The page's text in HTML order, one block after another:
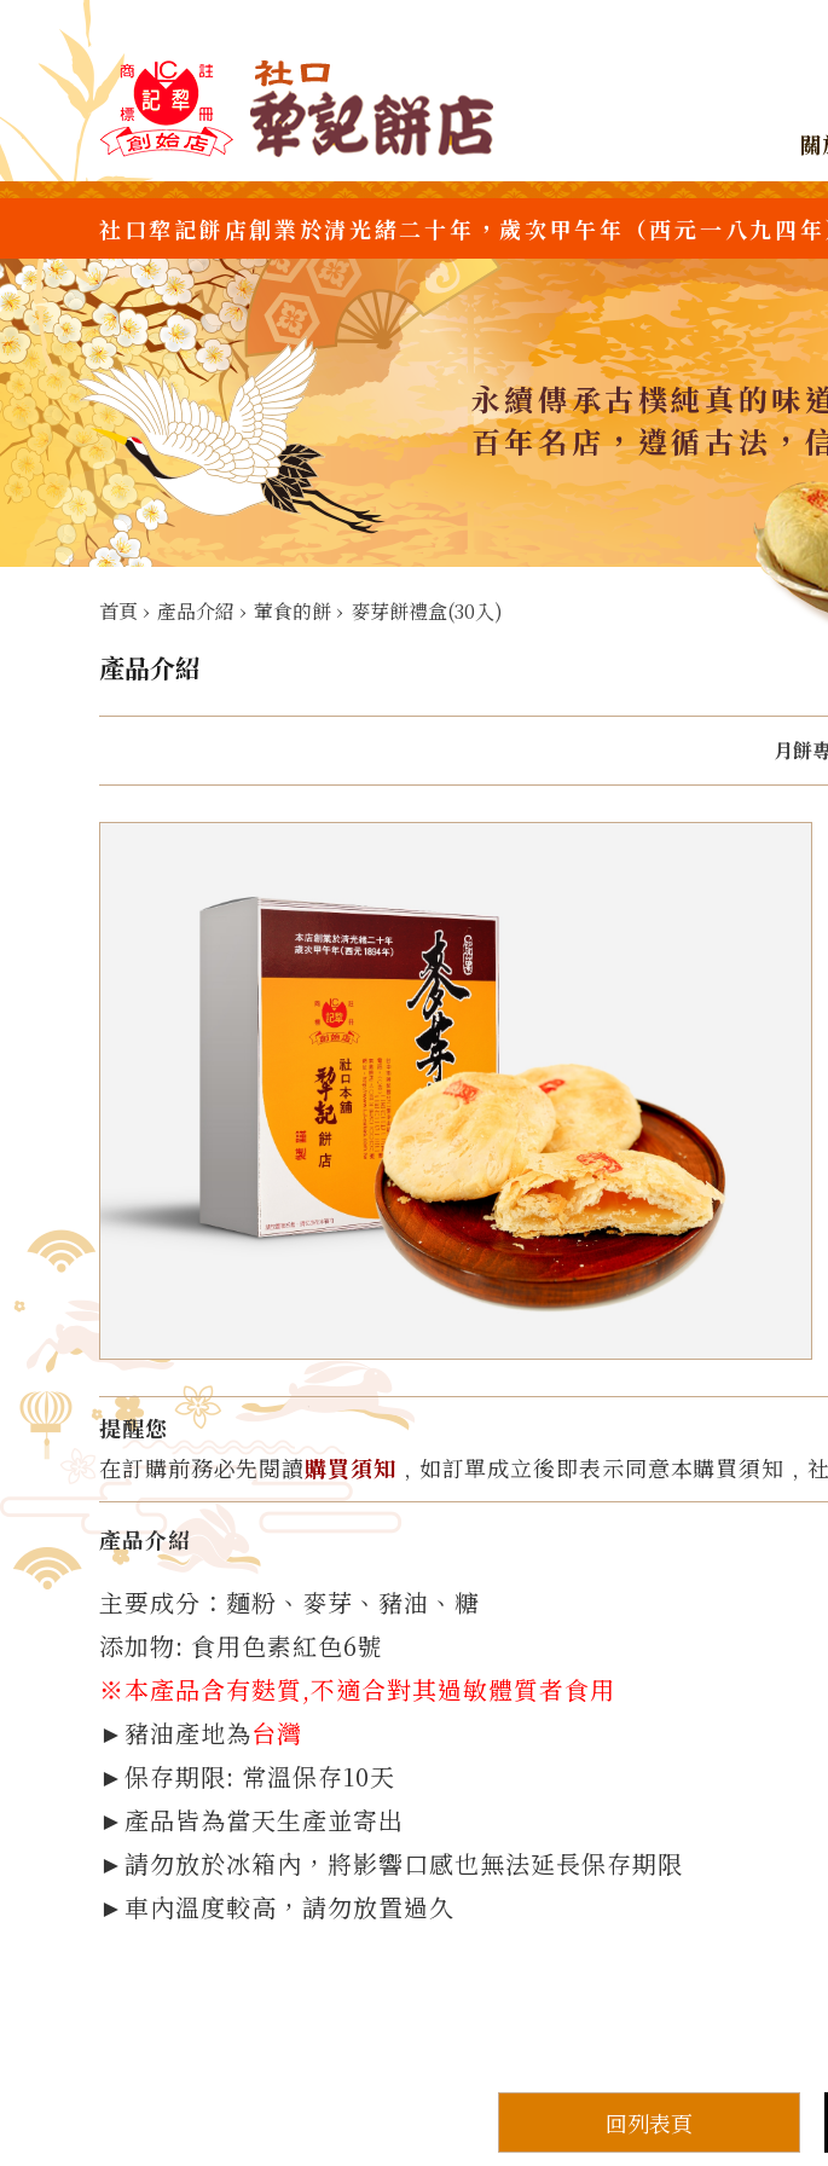
社口犂記餅店創業於清光緒二十年，歲次甲午年（西元一八九四年
永續傳承古樸純真的味
百年名店，遵循古法，
首頁 › 產品介紹 › 葷食的餅 › 麥芽餅禮盒(30入)
產品介紹
月餅
提醒您
在訂購前務必先閱讀購買須知 ﹐如訂單成立後即表示同意本購買須知
產品介紹
主要成分：麵粉、麥芽、豬油、糖
添加物: 食用色素紅色6號
※本產品含有麩質,不適合對其過敏體質者食用
►豬油產地為台灣
►保存期限: 常溫保存10天
►產品皆為當天生產並寄出
►請勿放於冰箱內，將影響口感也無法延長保存期限
►車內溫度較高，請勿放置過久
回列表頁